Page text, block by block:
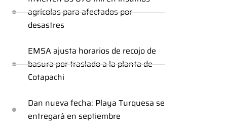
agrícolas para afectados por
desastres
EMSA ajusta horarios de recojo de
basura por traslado a la planta de
Cotapachi
Dan nueva fecha: Playa Turquesa se
entregará en septiembre